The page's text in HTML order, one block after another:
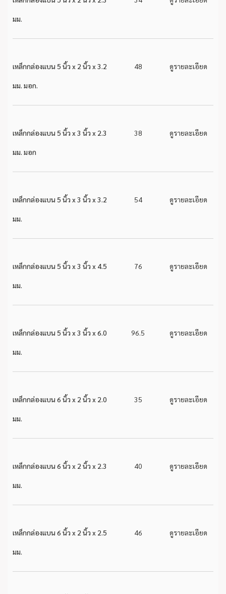
มม.
เหล็กกล่องแบน 5 นิ้ว x 2 นิ้ว x 3.2
มม. มอก.
48 ดูรายละเอียด
เหล็กกล่องแบน 5 นิ้ว x 3 นิ้ว x 2.3
มม. มอก
38 ดูรายละเอียด
เหล็กกล่องแบน 5 นิ้ว x 3 นิ้ว x 3.2
มม.
54 ดูรายละเอียด
เหล็กกล่องแบน 5 นิ้ว x 3 นิ้ว x 4.5
มม.
76 ดูรายละเอียด
เหล็กกล่องแบน 5 นิ้ว x 3 นิ้ว x 6.0
มม.
96.5 ดูรายละเอียด
เหล็กกล่องแบน 6 นิ้ว x 2 นิ้ว x 2.0
มม.
35 ดูรายละเอียด
เหล็กกล่องแบน 6 นิ้ว x 2 นิ้ว x 2.3
มม.
40 ดูรายละเอียด
เหล็กกล่องแบน 6 นิ้ว x 2 นิ้ว x 2.5
มม.
46 ดูรายละเอียด